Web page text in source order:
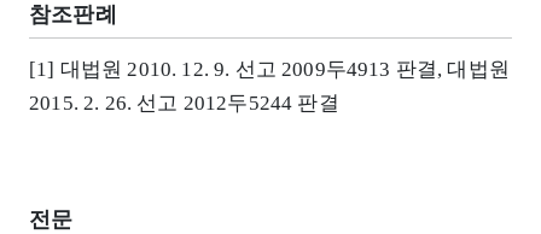
참조판례
[1] 대법원 2010. 12. 9. 선고 2009두4913 판결, 대법원
2015. 2. 26. 선고 2012두5244 판결
전문